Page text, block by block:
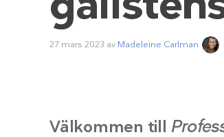
27 mars 2023 av Madeleine Carlman
Välkommen till